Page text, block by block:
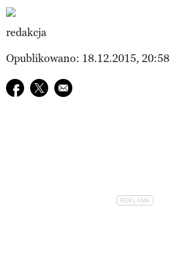
redakcja
Opublikowano: 18.12.2015, 20:58
Udostępnij na facebook
Udostępnij na twitter
E-mail do przyjaciela